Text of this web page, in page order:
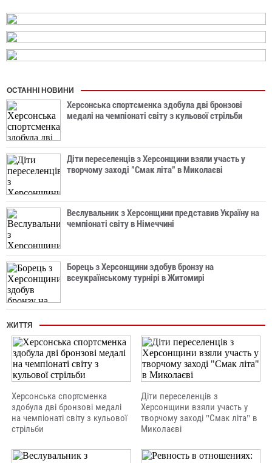
ОСТАННІ НОВИНИ
Херсонська спортсменка здобула дві бронзові
медалі на чемпіонаті світу з кульової стрільби
Діти переселенців з Херсонщини взяли участь у
творчому заході "Смак літа" в Миколаєві
Веслувальник з Херсонщини представив Україну на
чемпіонаті світу в Німеччині
Борець з Херсонщини здобув бронзу на
всеукраїнському турнірі в Житомирі
ЖИТТЯ
Херсонська спортсменка
здобула дві бронзові медалі
на чемпіонаті світу з кульової
стрільби
Діти переселенців з
Херсонщини взяли участь у
творчому заході "Смак літа" в
Миколаєві